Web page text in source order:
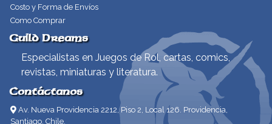
Costo y Forma de Envíos
Como Comprar
Guild Dreams
Especialistas en Juegos de Rol, cartas, comics,
revistas, miniaturas y literatura.
Contáctanos
Av. Nueva Providencia 2212, Piso 2, Local 126. Providencia,
Santiago, Chile.